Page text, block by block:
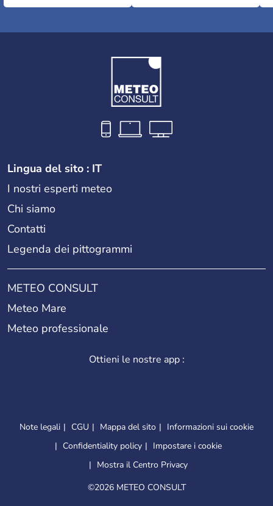
Lingua del sito : IT
I nostri esperti meteo
Chi siamo
Contatti
Legenda dei pittogrammi
METEO CONSULT
Meteo Mare
Meteo professionale
Ottieni le nostre app :
Note legali CGU Mappa del sito
Informazioni sui cookie
Confidentiality policy
Impostare i cookie
Mostra il Centro Privacy
©2026 METEO CONSULT